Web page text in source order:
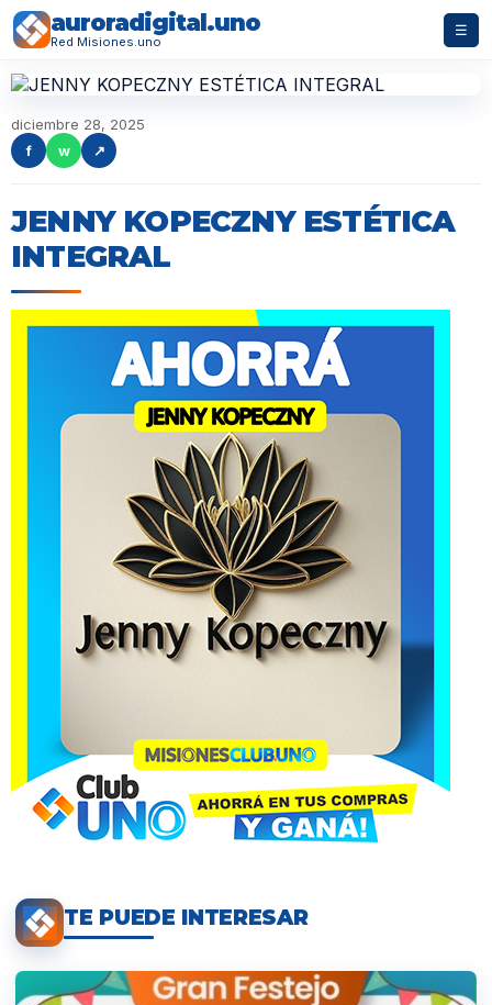
auroradigital.uno
Red Misiones.uno
☰
diciembre 28, 2025
f
w ↗
JENNY KOPECZNY ESTÉTICA
INTEGRAL
TE PUEDE INTERESAR